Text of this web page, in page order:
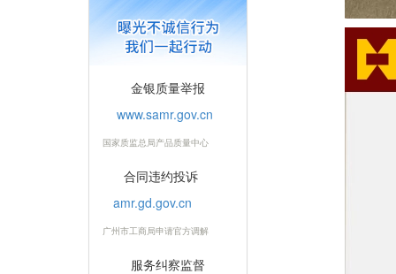
金银质量举报
www.samr.gov.cn
国家质监总局产品质量中心
合同违约投诉
amr.gd.gov.cn
广州市工商局申请官方调解
服务纠察监督